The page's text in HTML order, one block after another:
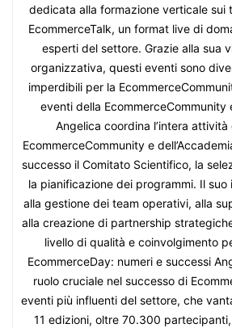
dedicata alla formazione verticale sui
EcommerceTalk, un format live di
esperti del settore. Grazie alla sua
organizzativa, questi eventi sono
imperdibili per la
eventi della EcommerceCommunity
Angelica coordina l’intera
EcommerceCommunity e
successo il Comitato Scientifico, la
la pianificazione dei programmi. Il
alla gestione dei team operativi, alla
alla creazione di partnership
livello di qualità e coinvolgimento
EcommerceDay: numeri e successi
ruolo cruciale nel successo di
eventi più influenti del settore, che
11 edizioni, oltre 70.300